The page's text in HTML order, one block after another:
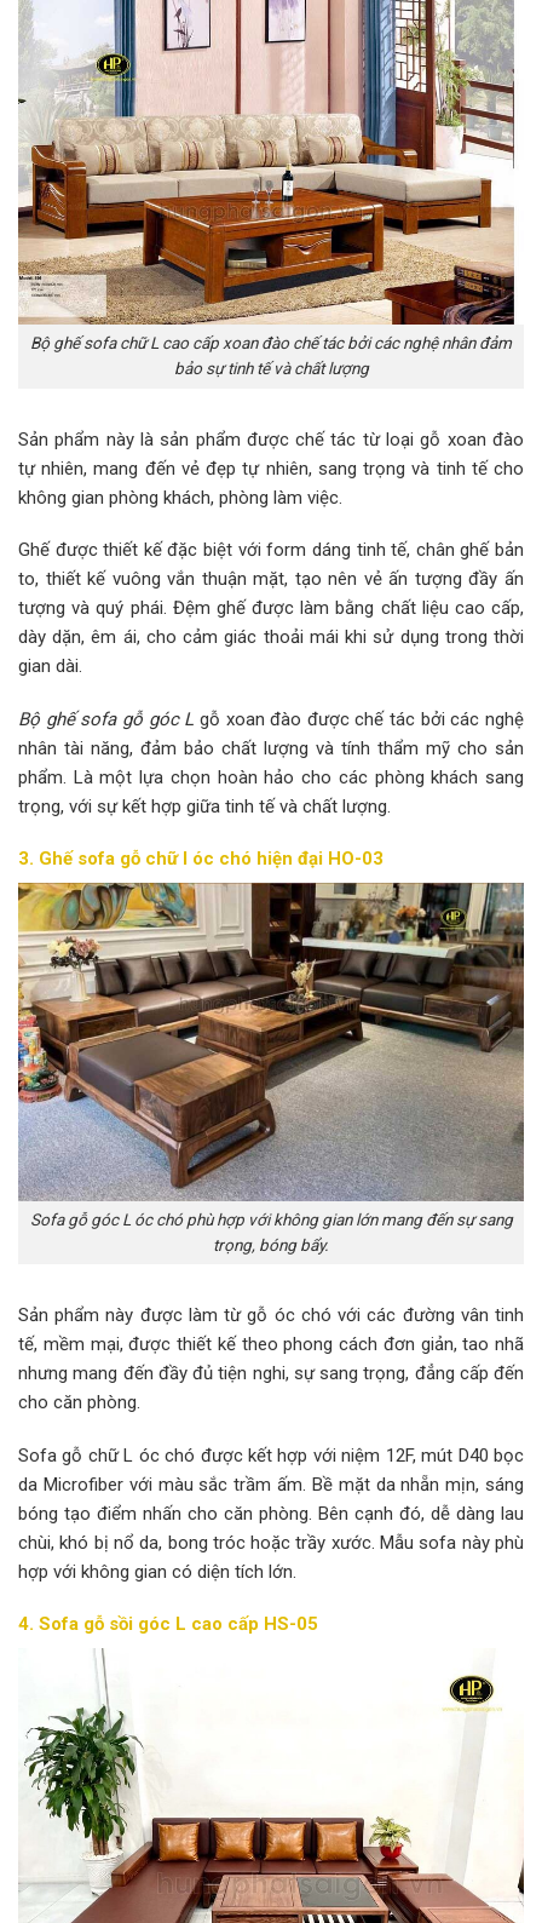
Bộ ghế sofa chữ L cao cấp xoan đào chế tác bởi các nghệ nhân đảm
bảo sự tinh tế và chất lượng
Sản phẩm này là sản phẩm được chế tác từ loại gỗ xoan đào
tự nhiên, mang đến vẻ đẹp tự nhiên, sang trọng và tinh tế cho
không gian phòng khách, phòng làm việc.
Ghế được thiết kế đặc biệt với form dáng tinh tế, chân ghế bản
to, thiết kế vuông vắn thuận mặt, tạo nên vẻ ấn tượng đầy ấn
tượng và quý phái. Đệm ghế được làm bằng chất liệu cao cấp,
dày dặn, êm ái, cho cảm giác thoải mái khi sử dụng trong thời
gian dài.
Bộ ghế sofa gỗ góc L gỗ xoan đào được chế tác bởi các nghệ
nhân tài năng, đảm bảo chất lượng và tính thẩm mỹ cho sản
phẩm. Là một lựa chọn hoàn hảo cho các phòng khách sang
trọng, với sự kết hợp giữa tinh tế và chất lượng.
3. Ghế sofa gỗ chữ l óc chó hiện đại HO-03
Sofa gỗ góc L óc chó phù hợp với không gian lớn mang đến sự sang
trọng, bóng bẩy.
Sản phẩm này được làm từ gỗ óc chó với các đường vân tinh
tế, mềm mại, được thiết kế theo phong cách đơn giản, tao nhã
nhưng mang đến đầy đủ tiện nghi, sự sang trọng, đẳng cấp đến
cho căn phòng.
Sofa gỗ chữ L óc chó được kết hợp với niệm 12F, mút D40 bọc
da Microfiber với màu sắc trầm ấm. Bề mặt da nhẵn mịn, sáng
bóng tạo điểm nhấn cho căn phòng. Bên cạnh đó, dễ dàng lau
chùi, khó bị nổ da, bong tróc hoặc trầy xước. Mẫu sofa này phù
hợp với không gian có diện tích lớn.
4. Sofa gỗ sồi góc L cao cấp HS-05